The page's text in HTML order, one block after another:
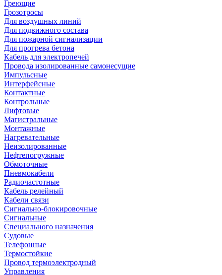
Греющие
Грозотросы
Для воздушных линий
Для подвижного состава
Для пожарной сигнализации
Для прогрева бетона
Кабель для электропечей
Провода изолированные самонесущие
Импульсные
Интерфейсные
Контактные
Контрольные
Лифтовые
Магистральные
Монтажные
Нагревательные
Неизолированные
Нефтепогружные
Обмоточные
Пневмокабели
Радиочастотные
Кабель релейный
Кабели связи
Сигнально-блокировочные
Сигнальные
Специального назначения
Судовые
Телефонные
Термостойкие
Провод термоэлектродный
Управления